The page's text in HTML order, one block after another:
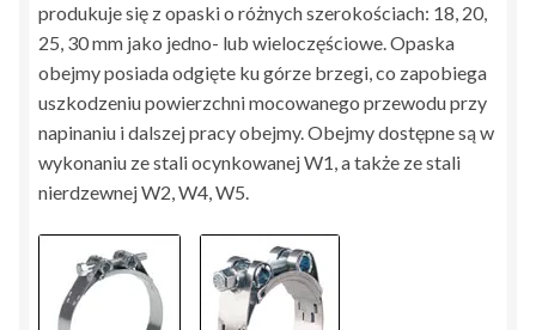
produkuje się z opaski o różnych szerokościach: 18, 20,
25, 30 mm jako jedno- lub wieloczęściowe. Opaska
obejmy posiada odgięte ku górze brzegi, co zapobiega
uszkodzeniu powierzchni mocowanego przewodu przy
napinaniu i dalszej pracy obejmy. Obejmy dostępne są w
wykonaniu ze stali ocynkowanej W1, a także ze stali
nierdzewnej W2, W4, W5.